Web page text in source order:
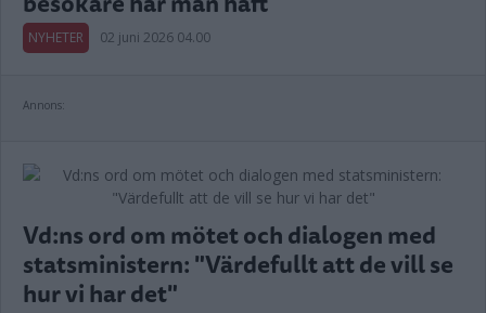
NYHETER 02 juni 2026 04.00
Annons:
Vd:ns ord om mötet och dialogen med
statsministern: "Värdefullt att de vill se
hur vi har det"